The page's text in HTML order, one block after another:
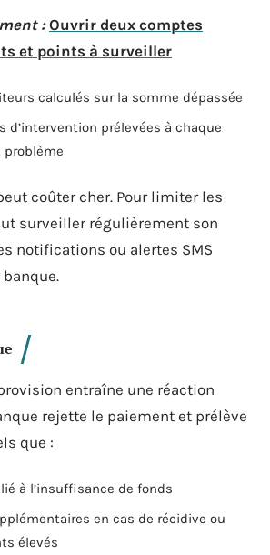
: Ouvrir deux comptes
et points à surveiller
calculés sur la somme dépassée
d’intervention prélevées à chaque
coûter cher. Pour limiter les
surveiller régulièrement son
notifications ou alertes SMS
entraîne une réaction
rejette le paiement et prélève
que :
à l’insuffisance de fonds
en cas de récidive ou
élevés